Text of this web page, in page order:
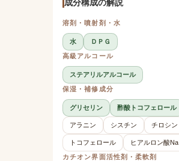
成分構成の解説
溶剤・噴射剤・水
水
ＤＰＧ
高級アルコール
ステアリルアルコール
保湿・補修成分
グリセリン 酢酸トコフェロール
アラニン シスチン チロシン
トコフェロール ヒアルロン酸Na
カチオン界面活性剤・柔軟剤